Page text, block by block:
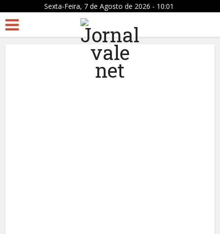
Sexta-Feira, 7 de Agosto de 2026 - 10:01